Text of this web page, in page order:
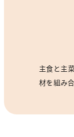
主食と主
材を組み